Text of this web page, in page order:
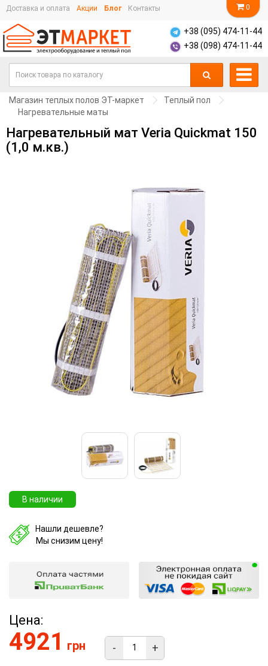
0
Доставка и оплата Акции Блог Контакты
+38 (095) 474-11-44
+38 (098) 474-11-44
Магазин теплых полов ЭТ-маркет
Теплый пол
Нагревательные маты
Нагревательный мат Veria Quickmat 150
(1,0 м.кв.)
В наличии
Нашли дешевле?
Мы снизим цену!
Цена:
4921 грн - +